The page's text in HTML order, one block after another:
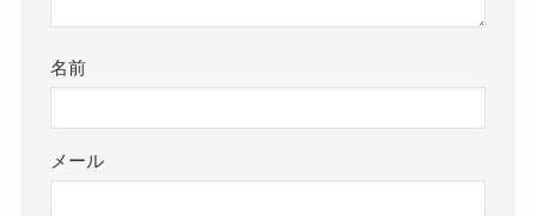
名前
メール